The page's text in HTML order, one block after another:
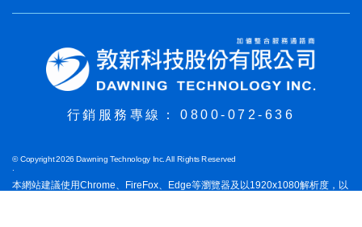
行銷服務專線： 0800-072-636
© Copyright 2026 Dawning Technology Inc. All Rights Reserved
本網站建議使用Chrome、FireFox、Edge等瀏覽器及以1920x1080解析度，以